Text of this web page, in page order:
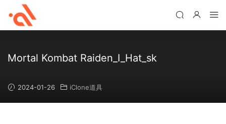
Mortal Kombat Raiden_I_Hat_sk
2024-01-26 iClone道具